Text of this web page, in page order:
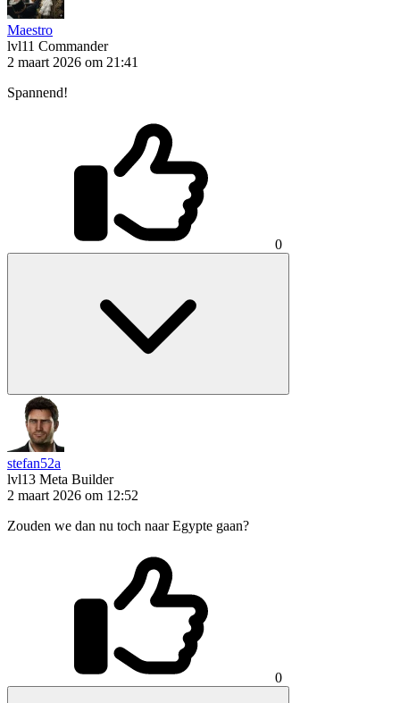
Maestro
lvl11 Commander
2 maart 2026 om 21:41
Spannend!
0
stefan52a
lvl13 Meta Builder
2 maart 2026 om 12:52
Zouden we dan nu toch naar Egypte gaan?
0